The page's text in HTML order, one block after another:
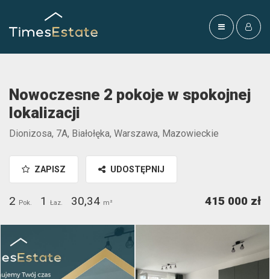
Nowoczesne 2 pokoje w spokojnej
lokalizacji
Dionizosa, 7A, Białołęka, Warszawa, Mazowieckie
ZAPISZ UDOSTĘPNIJ
2 Pok. 1 Łaz. 30,34 m² 415 000 zł